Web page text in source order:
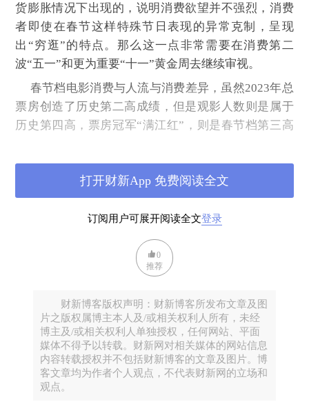
货膨胀情况下出现的，说明消费欲望并不强烈，消费
者即使在春节这样特殊节日表现的异常克制，呈现
出“穷逛”的特点。那么这一点非常需要在消费第二
波“五一”和更为重要“十一”黄金周去继续审视。
春节档电影消费与人流与消费差异，虽然2023年总
票房创造了历史第二高成绩，但是观影人数则是属于
历史第四高，票房冠军“满江红”，则是春节档第三高
幕所占比例则是历史最高不容忽视。新增营业影院低
于退出市场影院数量，但是新增影院的银幕数则高于
退出市场银幕数。
（三）流量和消费场景集中
从高速公路情况看，只有江苏和浙江（某些干路）
出现了历史流量新高。旅游创了历史记录比较明确只
数创了历史新高，而且收入增长率大大超过了人数增
长率。海南价格（餐饮和住宿）投诉近日层出不穷，
也佐证了海南旅游“异常”的兴旺。而云南旅游人数增
长率与旅游收入增长率大体相当，但投诉率大大低于
海南。海南和云南历史性记录性地恢复其实2023年元
订阅用户可展开阅读全文登录
打开财新App 免费阅读全文
0
推荐
财新博客版权声明：财新博客所发布文章及图
片之版权属博主本人及/或相关权利人所有，未经
博主及/或相关权利人单独授权，任何网站、平面
媒体不得予以转载。财新网对相关媒体的网站信息
内容转载授权并不包括财新博客的文章及图片。博
客文章均为作者个人观点，不代表财新网的立场和
观点。